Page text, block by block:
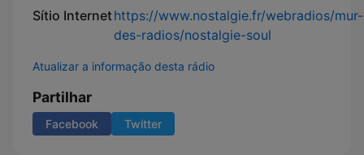
Sítio Internethttps://www.nostalgie.fr/webradios/mur-
des-radios/nostalgie-soul
Atualizar a informação desta rádio
Partilhar
Facebook Twitter